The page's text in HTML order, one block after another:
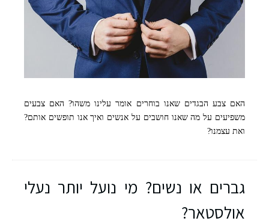
קרדיט לתמונה: פור מי
האם צבע הבגדים שאנו בוחרים אומר עלינו משהו? האם צבעים
משפיעים על מה שאנו חושבים על אנשים ואיך אנו תופשים אותם?
ואת עצמנו?
גברים או נשים? מי נועל יותר נעלי
אולסטאר?